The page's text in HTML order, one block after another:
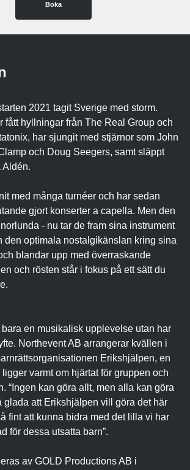
Boka
2021 tagit Sverige med storm.
fått hyllningar från The Real Group och
har sjungit med stjärnor som John
och Doug Seegers, samt släppt
Aldén.
med många turnéer och har sedan
gjort konserter a capella. Men den
- nu tar de fram sina instrument
den optimala nostalgikänslan kring sina
blandar upp med överraskande
och rösten står i fokus på ett sätt du
en musikalisk upplevelse utan har
Northevent AB arrangerar kvällen i
Erikshjälpen, en
varmt om hjärtat för gruppen och
“Ingen kan göra allt, men alla kan göra
glada att Erikshjälpen vill göra det här
fint att kunna bidra med det lilla vi har
för dessa utsatta barn”.
av GOLD Productions AB i